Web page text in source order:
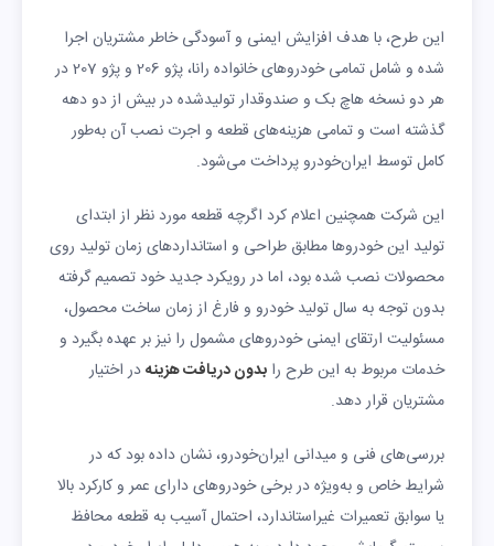
این طرح، با هدف افزایش ایمنی و آسودگی خاطر مشتریان اجرا
شده و شامل تمامی خودروهای خانواده رانا، پژو 206 و پژو 207 در
هر دو نسخه هاچ بک و صندوقدار تولیدشده در بیش از دو دهه
گذشته است و تمامی هزینه‌های قطعه و اجرت نصب آن به‌طور
کامل توسط ایران‌خودرو پرداخت می‌شود.
این شرکت همچنین اعلام کرد اگرچه قطعه مورد نظر از ابتدای
تولید این خودروها مطابق طراحی و استانداردهای زمان تولید روی
محصولات نصب شده بود، اما در رویکرد جدید خود تصمیم گرفته
بدون توجه به سال تولید خودرو و فارغ از زمان ساخت محصول،
مسئولیت ارتقای ایمنی خودروهای مشمول را نیز بر عهده بگیرد و
خدمات مربوط به این طرح را بدون دریافت هزینهدر اختیار
مشتریان قرار دهد.
بررسی‌های فنی و میدانی ایران‌خودرو، نشان داده بود که در
شرایط خاص و به‌ویژه در برخی خودروهای دارای عمر و کارکرد بالا
یا سوابق تعمیرات غیراستاندارد، احتمال آسیب به قطعه محافظ